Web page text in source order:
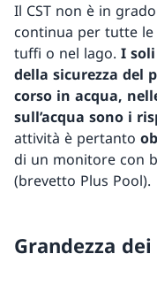
Il CST non è in
continua per tutte le
tuffi o nel lago. I
della sicurezza del
corso in acqua,
sull’acqua sono i
attività è pertanto
di un monitore con
(brevetto Plus Pool).
Grandezza